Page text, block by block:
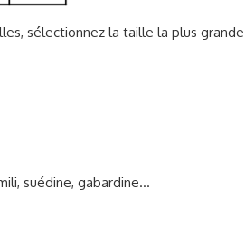
sélectionnez la taille la plus
suédine, gabardine…